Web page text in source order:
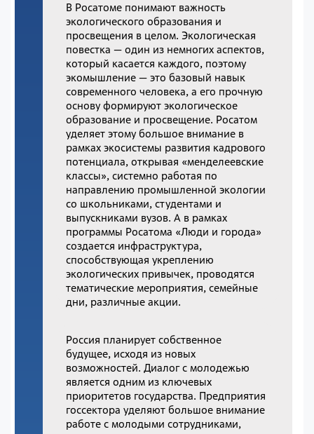
В Росатоме понимают важность
экологического образования и
просвещения в целом. Экологическая
повестка — один из немногих аспектов,
который касается каждого, поэтому
экомышление — это базовый навык
современного человека, а его прочную
основу формируют экологическое
образование и просвещение. Росатом
уделяет этому большое внимание в
рамках экосистемы развития кадрового
потенциала, открывая «менделеевские
классы», системно работая по
направлению промышленной экологии
со школьниками, студентами и
выпускниками вузов. А в рамках
программы Росатома «Люди и города»
создается инфраструктура,
способствующая укреплению
экологических привычек, проводятся
тематические мероприятия, семейные
дни, различные акции.
Россия планирует собственное
будущее, исходя из новых
возможностей. Диалог с молодежью
является одним из ключевых
приоритетов государства. Предприятия
госсектора уделяют большое внимание
работе с молодыми сотрудниками,